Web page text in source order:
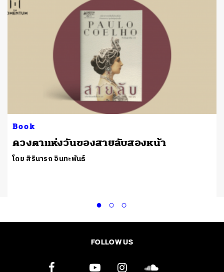
Book
ดวงตาแห่งวันของสายลับสองหน้า
โดย สิรินารถ อินทะพันธ์
FOLLOW US